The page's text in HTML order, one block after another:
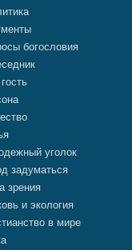
богословия
уголок
задуматься
зрения
и экология
в мире